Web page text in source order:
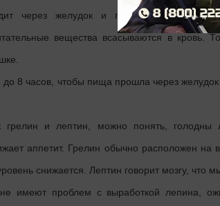
через желудок и попадает в тонкий
вещества всасываются в кровь.
до 8 часов, чтобы пища прошла через
грелин и лептин, можно понять,
аппетит. Грелин обычно расположен на
снижается. Лептин говорит мозгу, что
имеют проблем с выработкой лепина,